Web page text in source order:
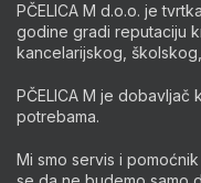
PČELICA M d.o.o. je
godine gradi reputaciju
kancelarijskog,
PČELICA M je dobavljač
potrebama.
Mi smo servis i